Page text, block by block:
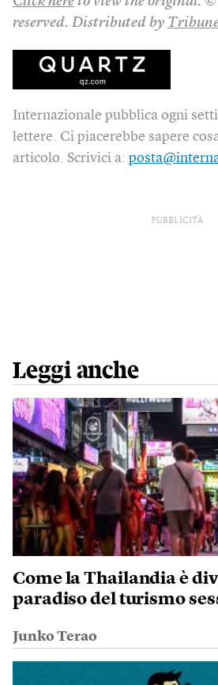
reserved. Distributed by
Internazionale pubblica ogni
lettere. Ci piacerebbe sapere
articolo. Scrivici a:
PUBBLICITÀ
Leggi anche
Come la Thailandia è
paradiso del turismo
Junko Terao